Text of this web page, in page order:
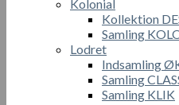
Kolonial
Kollektion
Samling
Lodret
Indsamling
Samling
Samling KLIK